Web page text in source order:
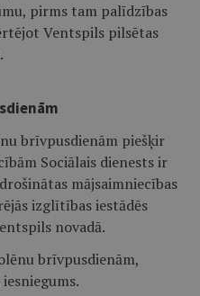
pirms tam palīdzības
Ventspils pilsētas
brīvpusdienām piešķir
Sociālais dienests ir
mājsaimniecības
izglītības iestādēs
novadā.
brīvpusdienām,